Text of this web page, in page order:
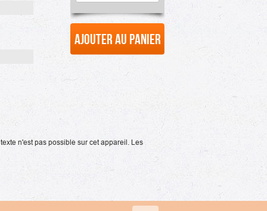
Ajouter au panier
n'est pas possible sur cet appareil. Les